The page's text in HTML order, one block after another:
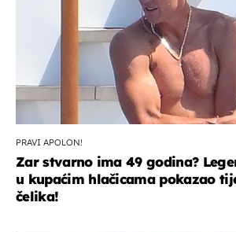
PRAVI APOLON!
Zar stvarno ima 49 godina?
u kupaćim hlačicama pokazao
čelika!